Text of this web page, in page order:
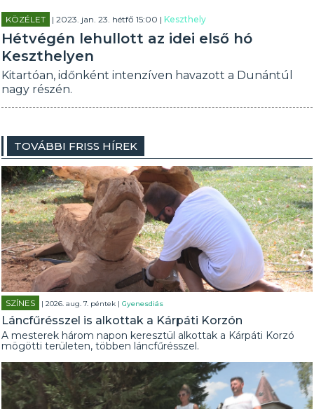
KÖZÉLET | 2023. jan. 23. hétfő 15:00 |Keszthely
Hétvégén lehullott az idei első hó
Keszthelyen
Kitartóan, időnként intenzíven havazott a Dunántúl
nagy részén.
TOVÁBBI FRISS HÍREK
SZÍNES | 2026. aug. 7. péntek |Gyenesdiás
Láncfűrésszel is alkottak a Kárpáti Korzón
A mesterek három napon keresztül alkottak a Kárpáti Korzó
mögötti területen, többen láncfűrésszel.